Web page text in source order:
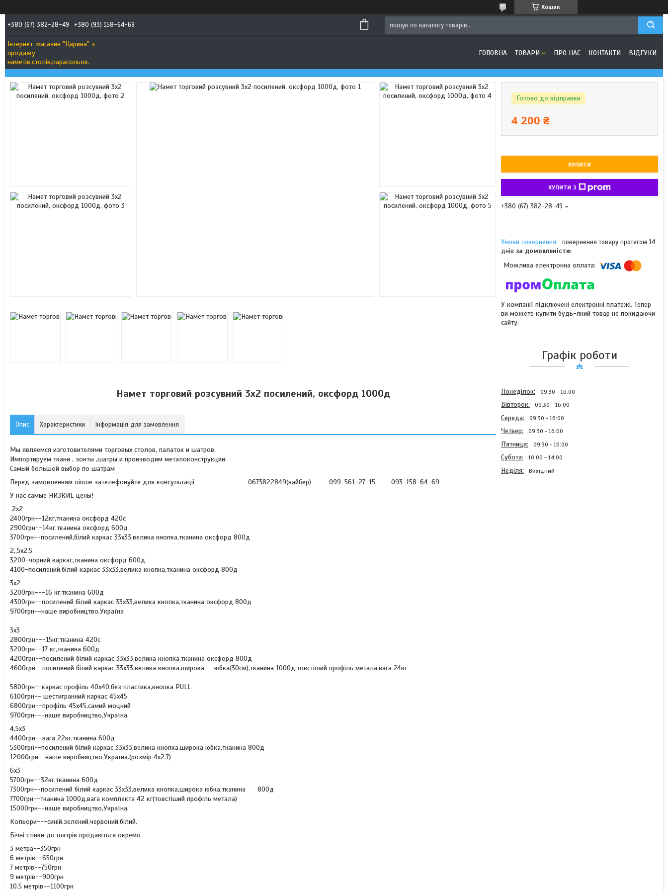
Кошик
+380 (67) 382-28-49 +380 (93) 158-64-69
Інтернет-магазин "Царина" з
продажу
наметів,столів,парасольок.
ГОЛОВНА ТОВАРИ ПРО НАС КОНТАКТИ ВІДГУКИ
Намет торговий розсувний 3х2 посилений, оксфорд 1000д
Опис Характеристики Інформація для замовлення
Мы являемся изготовителями торговых столов, палаток и шатров.
Импортируем ткани , зонты ,шатры и производим металоконструкции.
Самый большой выбор по шатрам
Перед замовленням ліпше зателефонуйте для консультаціі 0673822849(вайбер) 099-561-27-15 093-158-64-69
У нас самые НИЗКИЕ цены!
2х2
2400грн--12кг,тканина оксфорд 420с
2900грн--14кг,тканина оксфорд 600д
3700грн--посилений,білий каркас 33х33,велика кнопка,тканина оксфорд 800д
2,,5х2,5
3200-чорний каркас,тканина оксфорд 600д
4100-посилений,білий каркас 33х33,велика кнопка,тканина оксфорд 800д
3х2
3200грн---16 кг,тканина 600д
4300грн--посилений білий каркас 33х33,велика кнопка,тканина оксфорд 800д
9700грн--наше виробництво,Україна
3х3
2800грн---15кг,тканина 420с
3200грн--17 кг,тканина 600д
4200грн--посилений білий каркас 33х33,велика кнопка,тканина оксфорд 800д
4600грн--посилений білий каркас 33х33,велика кнопка,широка юбка(30см),тканина 1000д,товстіший профіль метала,вага 24кг
5800грн--каркас профіль 40х40,без пластика,кнопка PULL
6100грн-- шестигранний каркас 45х45
6800грн--профіль 45х45,самий моцний
9700грн---наше виробництво,Україна.
4,5х3
4400грн--вага 22кг,тканина 600д
5300грн--посилений білий каркас 33х33,велика кнопка,широка юбка,тканина 800д
12000грн--наше виробництво,Україна.(розмір 4х2.7)
6х3
5700грн--32кг,тканина 600д
7300грн--посилений білий каркас 33х33,велика кнопка,широка юбка,тканина 800д
7700грн--тканина 1000д,вага комплекта 42 кг(товстіший профіль метала)
15000грн--наше виробництво,Україна.
Кольори---синій,зелений,червоний,білий.
Бічні стінки до шатрів продаються окремо
3 метра--350грн
6 метрів--650грн
7 метрів--750грн
9 метрів--900грн
10.5 метрів--1100грн
Готово до відправки
4 200 ₴
КУПИТИ
КУПИТИ З
+380 (67) 382-28-49
повернення товару протягом 14
днів за домовленістю
У компанії підключені електронні платежі. Тепер
ви можете купити будь-який товар не покидаючи
сайту.
Графік роботи
Понеділок 09:30 16:00
Вівторок 09:30 16:00
Середа 09:30 16:00
Четвер 09:30 16:00
Пʼятниця 09:30 16:00
Субота 10:00 14:00
Неділя Вихідний